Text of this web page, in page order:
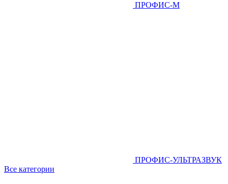
ПРОФИС-М
ПРОФИС-УЛЬТРАЗВУК
Все категории